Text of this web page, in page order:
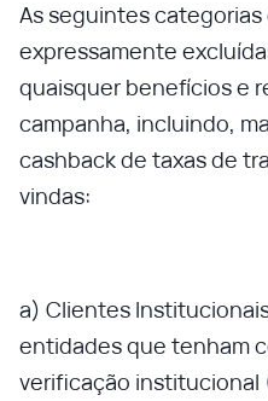
As seguintes
expressamente
quaisquer benefícios e
campanha, incluindo,
cashback de taxas de
vindas:
a) Clientes
entidades que tenham
verificação institucional